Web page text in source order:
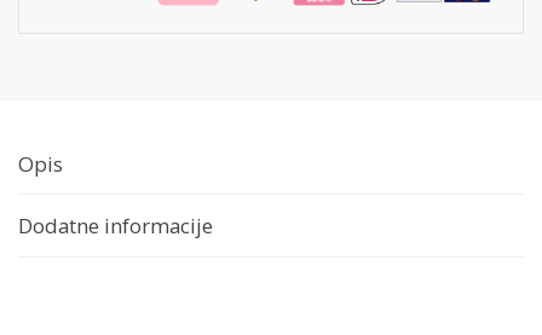
Opis
Dodatne informacije